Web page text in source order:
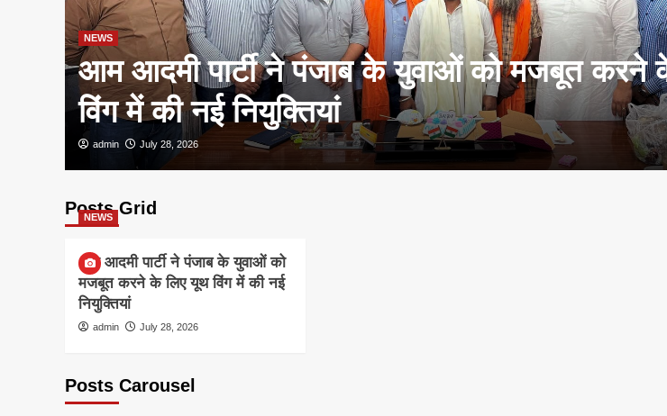
NEWS
आम आदमी पार्टी ने पंजाब के युवाओं को मजबूत करने
विंग में की नई नियुक्तियां
admin July 28, 2026
Posts Grid
NEWS
आम आदमी पार्टी ने पंजाब के युवाओं को
मजबूत करने के लिए यूथ विंग में की नई
नियुक्तियां
admin July 28, 2026
Posts Carousel